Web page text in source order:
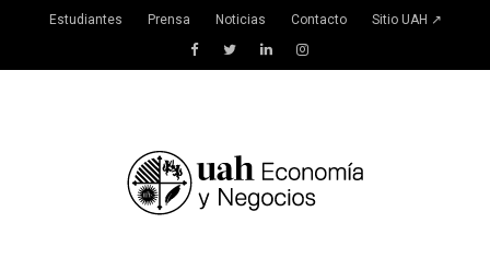
Estudiantes Prensa Noticias Contacto Sitio UAH ↗
FacebookTwitterLinkedInInstagram